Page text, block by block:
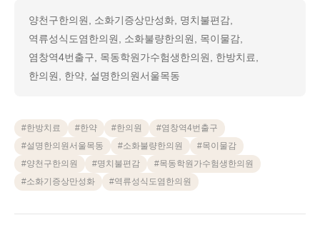
양천구한의원, 소화기증상만성화, 명치불편감,
역류성식도염한의원, 소화불량한의원, 목이물감,
염창역4번출구, 목동학원가수험생한의원, 한방치료,
한의원, 한약, 설명한의원서울목동
#한방치료 #한약 #한의원 #염창역4번출구
#설명한의원서울목동 #소화불량한의원 #목이물감
#양천구한의원 #명치불편감 #목동학원가수험생한의원
#소화기증상만성화 #역류성식도염한의원